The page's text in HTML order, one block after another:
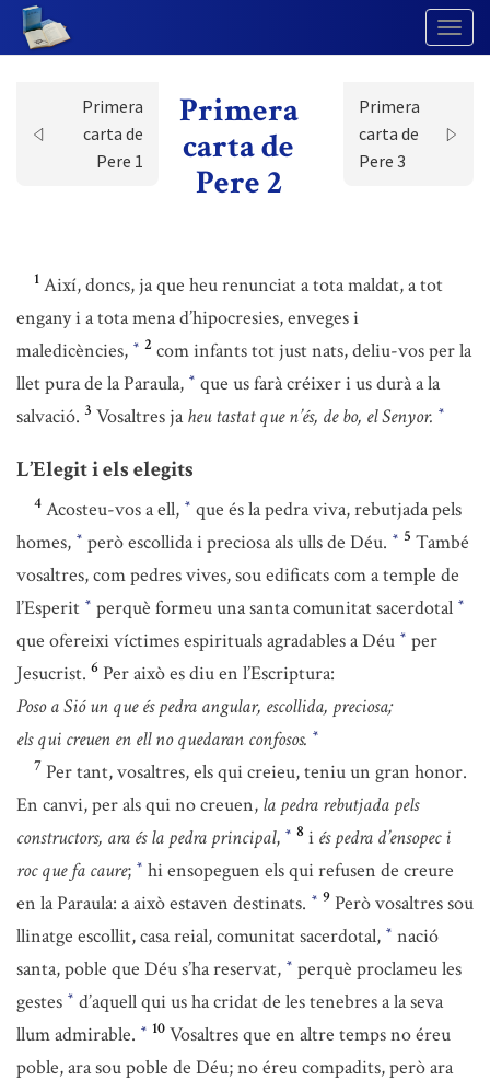
Primera
carta de
Pere 1
Primera
carta de
Pere 2
Primera
carta de
Pere 3
1 Així, doncs, ja que heu renunciat a tota maldat, a tot
engany i a tota mena d’hipocresies, enveges i
maledicències, * 2 com infants tot just nats, deliu-vos per la
llet pura de la Paraula, * que us farà créixer i us durà a la
salvació. 3 Vosaltres jaheu tastat que n’és, de bo, el Senyor. *
L’Elegit i els elegits
4 Acosteu-vos a ell, * que és la pedra viva, rebutjada pels
homes, * però escollida i preciosa als ulls de Déu. * 5 També
vosaltres, com pedres vives, sou edificats com a temple de
l’Esperit * perquè formeu una santa comunitat sacerdotal *
que ofereixi víctimes espirituals agradables a Déu * per
Jesucrist. 6 Per això es diu en l’Escriptura:
Poso a Sió un que és pedra angular, escollida, preciosa;
els qui creuen en ell no quedaran confosos. *
7 Per tant, vosaltres, els qui creieu, teniu un gran honor.
En canvi, per als qui no creuen, la pedra rebutjada pels
constructors, ara és la pedra principal, * 8 i és pedra d’ensopec i
roc que fa caure; * hi ensopeguen els qui refusen de creure
en la Paraula: a això estaven destinats. * 9 Però vosaltres sou
llinatge escollit, casa reial, comunitat sacerdotal, * nació
santa, poble que Déu s’ha reservat, * perquè proclameu les
gestes * d’aquell qui us ha cridat de les tenebres a la seva
llum admirable. * 10 Vosaltres que en altre temps no éreu
poble, ara sou poble de Déu; no éreu compadits, però ara